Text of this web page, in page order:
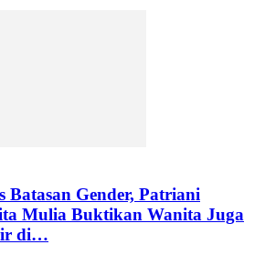
Batasan Gender, Patriani
Mulia Buktikan Wanita Juga
di…